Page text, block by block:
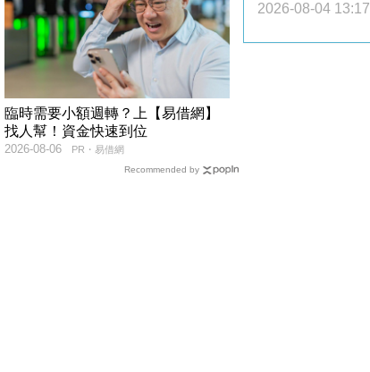
臨時需要小額週轉？上【易借網】
找人幫！資金快速到位
PR・易借網
2026-08-06
Recommended by
2026-08-04 13:17